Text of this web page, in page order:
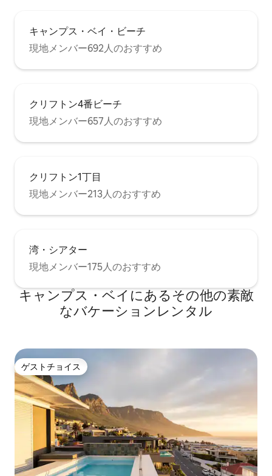
頼できるバスシステムもあります。 Wi-Fi
バスタオル ビーチタオル ヘアドライヤー
（すべて込み） ご到着時に20,000.00ラ
すのでご留意ください。 このためには、
いただけません。 このヴィラは宿泊専用
であり、イベント会場は許可されていま
せんのでご注意ください。 1年の特定の時
期には最低宿泊日数が設定されていま
キャンプス・ベイ・ビーチ
現地メンバー692人のおすすめ
クリフトン4番ビーチ
現地メンバー657人のおすすめ
クリフトン1丁目
現地メンバー213人のおすすめ
湾・シアター
現地メンバー175人のおすすめ
キャンプス・ベイにあるその他の素敵
なバケーションレンタル
ゲストチョイス
ゲストチョイス